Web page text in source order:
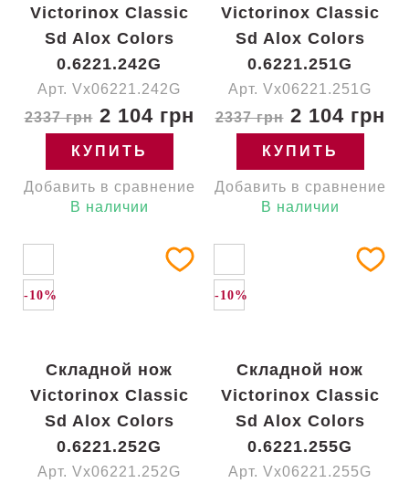
Victorinox Classic
Sd Alox Colors
0.6221.242G
Арт. Vx06221.242G
2337 грн2 104 грн
КУПИТЬ
Добавить в сравнение
В наличии
Victorinox Classic
Sd Alox Colors
0.6221.251G
Арт. Vx06221.251G
2337 грн2 104 грн
КУПИТЬ
Добавить в сравнение
В наличии
-10%
Складной нож
Victorinox Classic
Sd Alox Colors
0.6221.252G
Арт. Vx06221.252G
-10%
Складной нож
Victorinox Classic
Sd Alox Colors
0.6221.255G
Арт. Vx06221.255G